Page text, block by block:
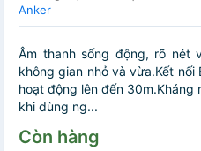
Anker
Âm thanh sống động, rõ
không gian nhỏ và vừa.Kết
hoạt động lên đến 30m.Kháng
khi dùng ng...
Còn hàng